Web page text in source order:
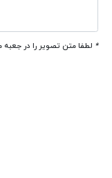
* لطفا متن تصویر را در جعبه